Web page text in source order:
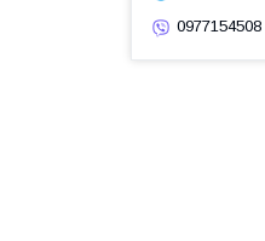
0977154508